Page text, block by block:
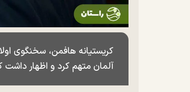
کریستیانه هافمن، سخنگوی
آلمان متهم کرد و اظهار داشت